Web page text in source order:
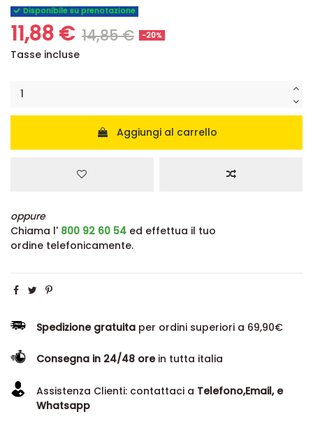
Disponibile su prenotazione
11,88 € 14,85 € -20%
Tasse incluse
Aggiungi al carrello
oppure
Chiama l' 800 92 60 54 ed effettua il tuo
ordine telefonicamente.
Spedizione gratuita per ordini superiori a 69,90€
Consegna in 24/48 orein tutta italia
Assistenza Clienti: contattaci a Telefono,Email, e
Whatsapp